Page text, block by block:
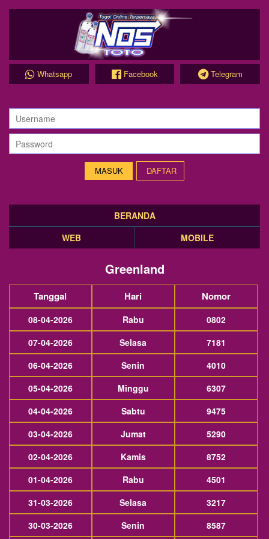
Whatsapp Facebook Telegram
DAFTAR
BERANDA
WEB
MOBILE
Greenland
Tanggal Hari Nomor
08-04-2026 Rabu
0802
07-04-2026
Selasa
7181
06-04-2026
Senin
4010
05-04-2026
Minggu
6307
04-04-2026
Sabtu
9475
03-04-2026
Jumat
5290
02-04-2026
Kamis
8752
01-04-2026
Rabu
4501
31-03-2026
Selasa
3217
30-03-2026
Senin 8587